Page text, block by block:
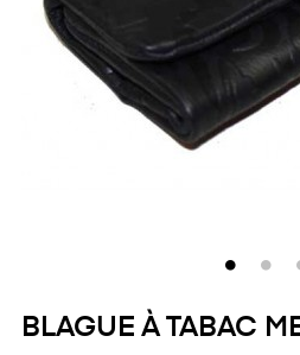
BLAGUE À TABAC